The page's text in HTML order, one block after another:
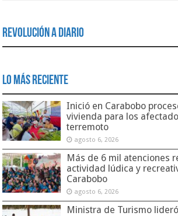
Revolución a Diario
Lo Más Reciente
Inició en Carabobo
vivienda para los
terremoto
agosto 6, 2026
Más de 6 mil atenciones
actividad lúdica y
Carabobo
agosto 6, 2026
Ministra de Turismo